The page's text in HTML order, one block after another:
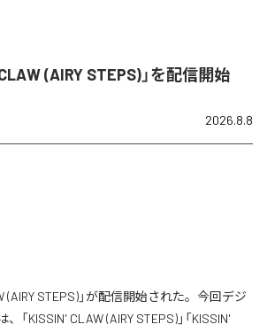
(AIRY STEPS)」を配信開始
2026.8.8
(AIRY STEPS)」が配信開始された。今回デジ
「KISSIN' CLAW (AIRY STEPS)」「KISSIN'